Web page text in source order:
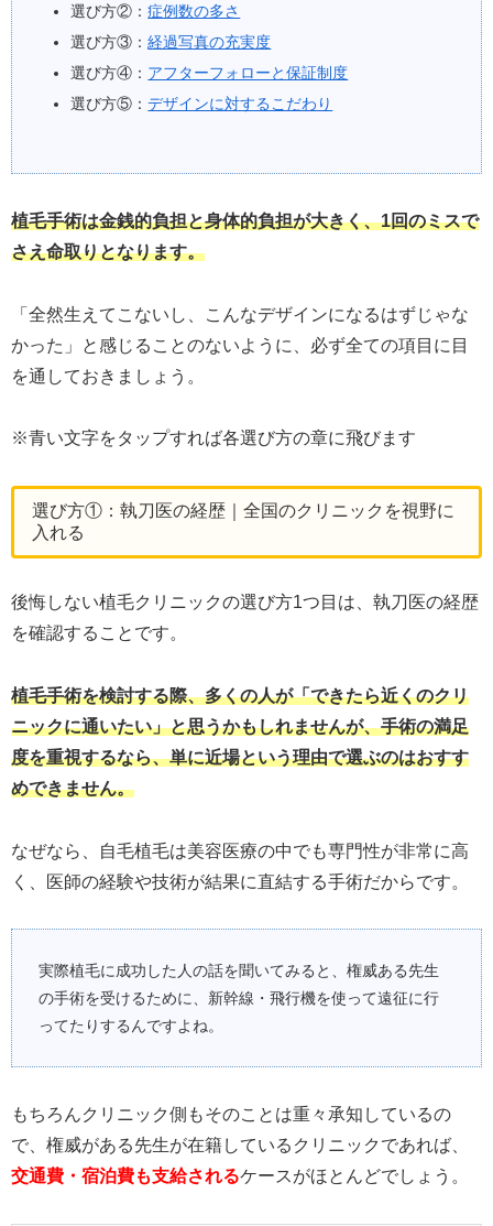
選び方②：症例数の多さ
選び方③：経過写真の充実度
選び方④： アフターフォローと保証制度
選び方⑤：デザインに対するこだわり
植毛手術は金銭的負担と身体的負担が大きく、1回のミスで
さえ命取りとなります。
「全然生えてこないし、こんなデザインになるはずじゃな
かった」と感じることのないように、必ず全ての項目に目
を通しておきましょう。
※青い文字をタップすれば各選び方の章に飛びます
選び方①：執刀医の経歴｜全国のクリニックを視野に
入れる
後悔しない植毛クリニックの選び方1つ目は、執刀医の経歴
を確認することです。
植毛手術を検討する際、多くの人が「できたら近くのクリ
ニックに通いたい」と思うかもしれませんが、手術の満足
度を重視するなら、単に近場という理由で選ぶのはおすす
めできません。
なぜなら、自毛植毛は美容医療の中でも専門性が非常に高
く、医師の経験や技術が結果に直結する手術だからです。
実際植毛に成功した人の話を聞いてみると、権威ある先生
の手術を受けるために、新幹線・飛行機を使って遠征に行
ってたりするんですよね。
もちろんクリニック側もそのことは重々承知しているの
で、権威がある先生が在籍しているクリニックであれば、
交通費・宿泊費も支給されるケースがほとんどでしょう。